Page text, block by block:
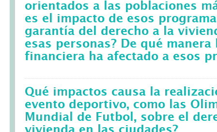
orientados a las poblaciones
es el impacto de esos
garantía del derecho a la
esas personas? De qué
financiera ha afectado a esos
Qué impactos causa la
evento deportivo, como las
Mundial de Futbol, sobre el